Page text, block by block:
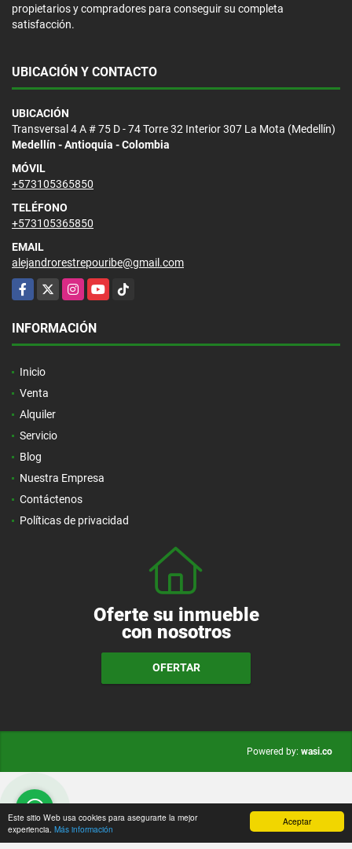
Aceptar
Este sitio Web usa cookies para asegurarte la mejor
experiencia. Más información
propietarios y compradores para conseguir su completa
satisfacción.
UBICACIÓN Y CONTACTO
UBICACIÓN
Transversal 4 A # 75 D - 74 Torre 32 Interior 307 La Mota (Medellín)
Medellín - Antioquia - Colombia
MÓVIL
+573105365850
TELÉFONO
+573105365850
EMAIL
alejandrorestrepouribe@gmail.com
Facebook
X InstagramYouTubeTikTok
INFORMACIÓN
Inicio
Venta
Alquiler
Servicio
Blog
Nuestra Empresa
Contáctenos
Políticas de privacidad
Oferte su inmueble
con nosotros
OFERTAR
Powered by: wasi.co